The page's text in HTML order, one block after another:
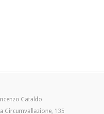
Cataldo
Circumvallazione, 135